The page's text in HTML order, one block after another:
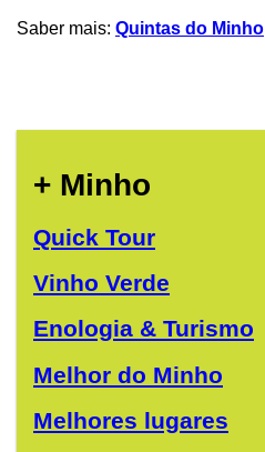
Saber mais: Quintas do Minho
+ Minho
Quick Tour
Vinho Verde
Enologia & Turismo
Melhor do Minho
Melhores lugares